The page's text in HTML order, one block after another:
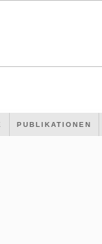
PUBLIKATIONEN